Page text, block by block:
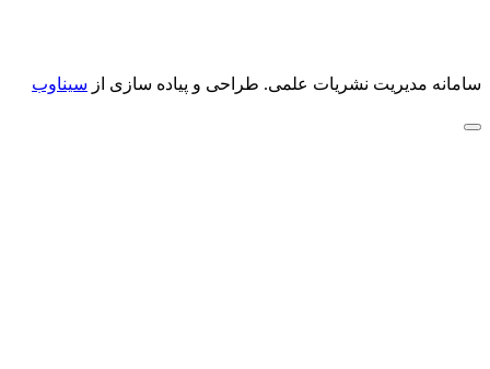
سامانه مدیریت نشریات علمی. طراحی و پیاده سازی از سیناوب